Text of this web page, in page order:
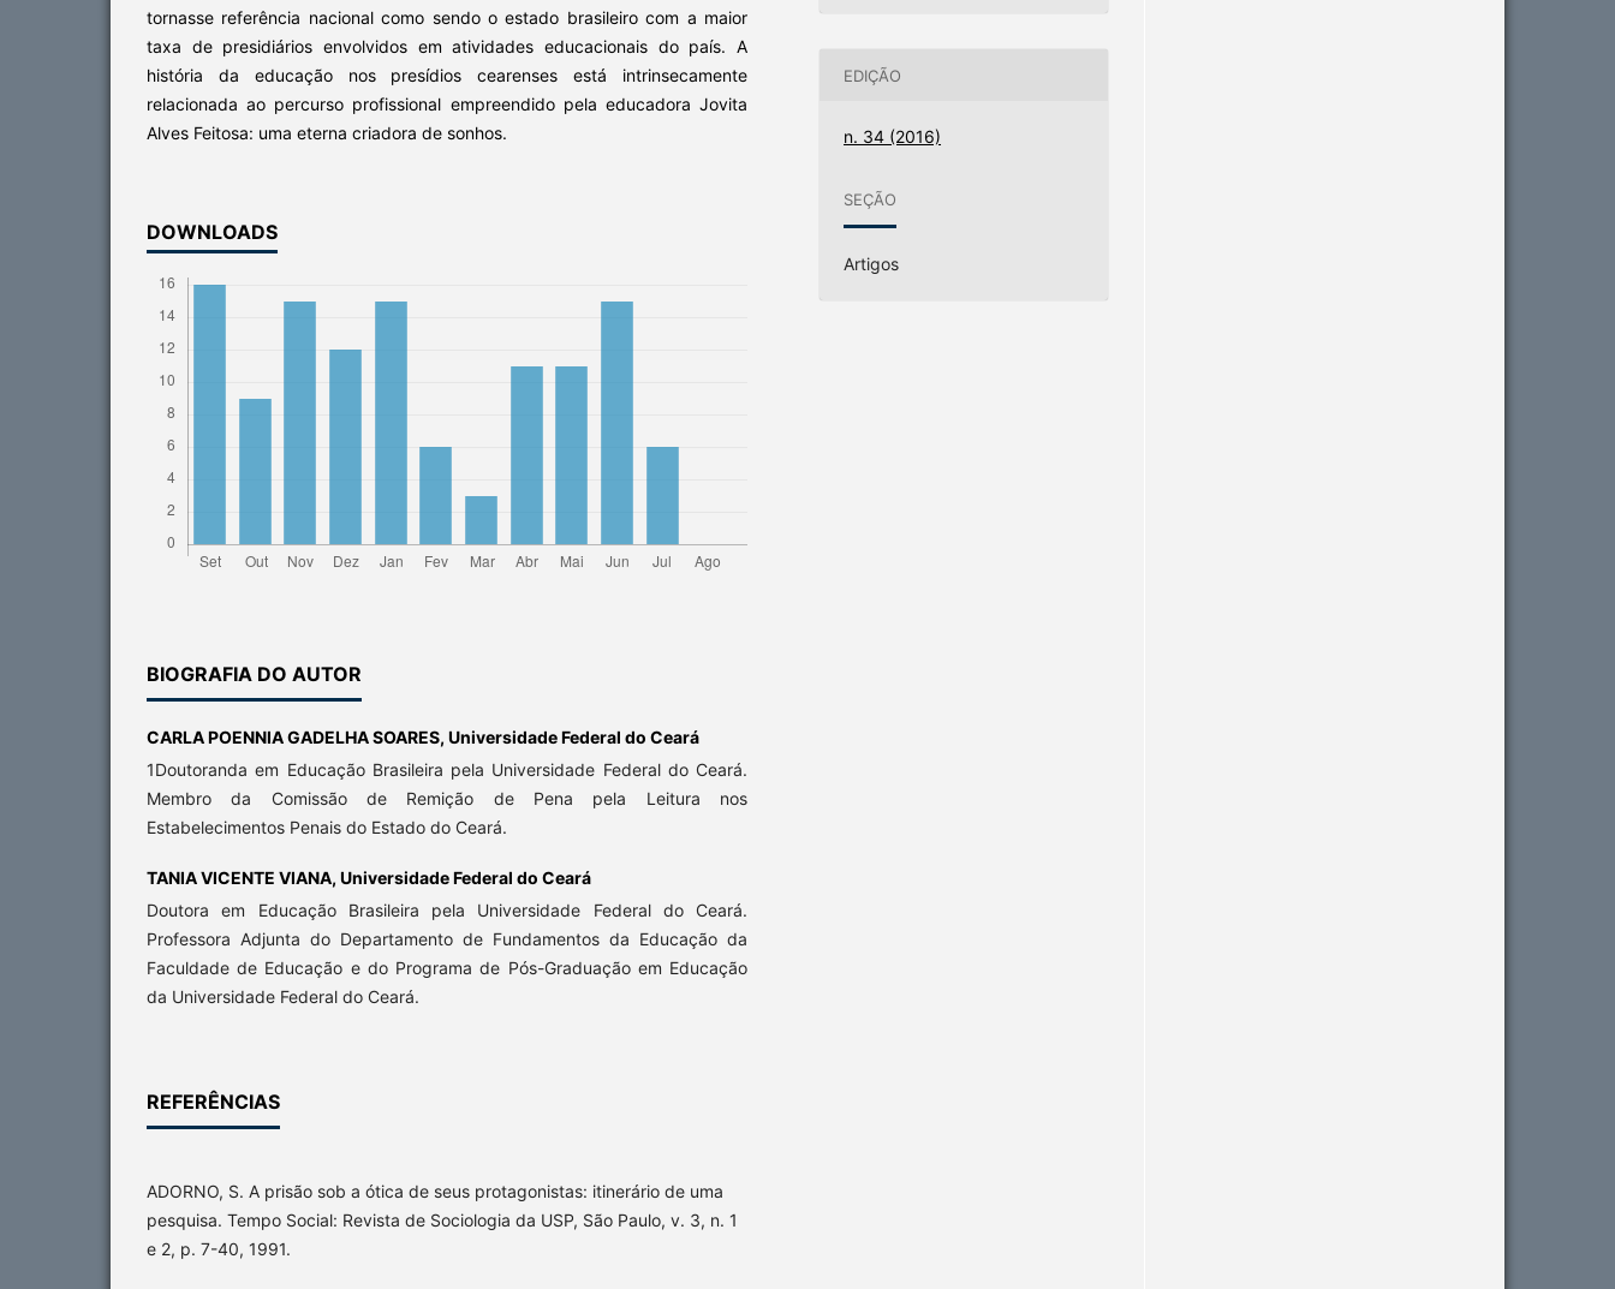
tornasse referência nacional como sendo o estado brasileiro com a maior
taxa de presidiários envolvidos em atividades educacionais do país. A
história da educação nos presídios cearenses está intrinsecamente
relacionada ao percurso profissional empreendido pela educadora Jovita
Alves Feitosa: uma eterna criadora de sonhos.
DOWNLOADS
BIOGRAFIA DO AUTOR
CARLA POENNIA GADELHA SOARES, Universidade Federal do Ceará
1Doutoranda em Educação Brasileira pela Universidade Federal do Ceará.
Membro da Comissão de Remição de Pena pela Leitura nos
Estabelecimentos Penais do Estado do Ceará.
TANIA VICENTE VIANA, Universidade Federal do Ceará
Doutora em Educação Brasileira pela Universidade Federal do Ceará.
Professora Adjunta do Departamento de Fundamentos da Educação da
Faculdade de Educação e do Programa de Pós-Graduação em Educação
da Universidade Federal do Ceará.
REFERÊNCIAS
ADORNO, S. A prisão sob a ótica de seus protagonistas: itinerário de uma
pesquisa. Tempo Social: Revista de Sociologia da USP, São Paulo, v. 3, n. 1
e 2, p. 7-40, 1991.
EDIÇÃO
n. 34 (2016)
SEÇÃO
Artigos